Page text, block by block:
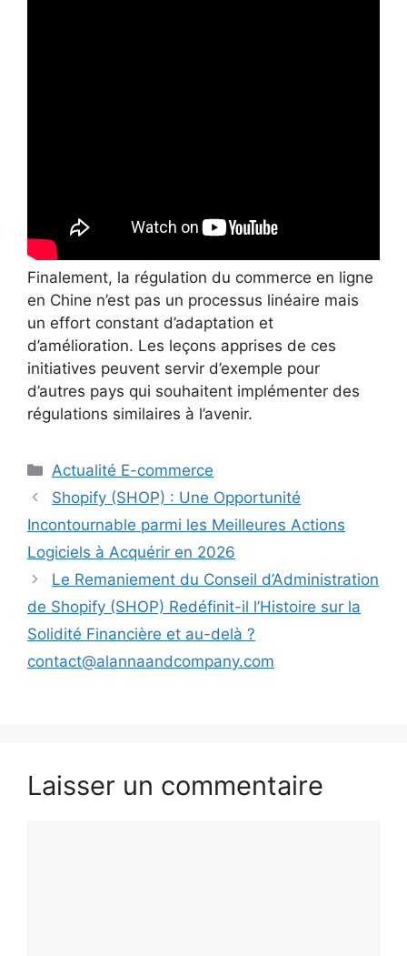
Finalement, la régulation du commerce en ligne
en Chine n’est pas un processus linéaire mais
un effort constant d’adaptation et
d’amélioration. Les leçons apprises de ces
initiatives peuvent servir d’exemple pour
d’autres pays qui souhaitent implémenter des
régulations similaires à l’avenir.
Catégories
Actualité E-commerce
Shopify (SHOP) : Une Opportunité
Incontournable parmi les Meilleures Actions
Logiciels à Acquérir en 2026
Le Remaniement du Conseil d’Administration
de Shopify (SHOP) Redéfinit-il l’Histoire sur la
Solidité Financière et au-delà ?
contact@alannaandcompany.com
Laisser un commentaire